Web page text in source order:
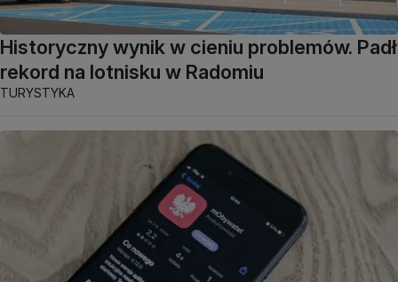
Historyczny wynik w cieniu problemów. Padł
rekord na lotnisku w Radomiu
TURYSTYKA